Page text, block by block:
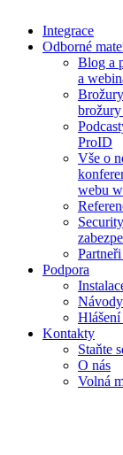
Integrace
Odborné
Blog a
a
ProID
Vše o
webu
Podpora
Kontakty
Staňte
O nás
Volná